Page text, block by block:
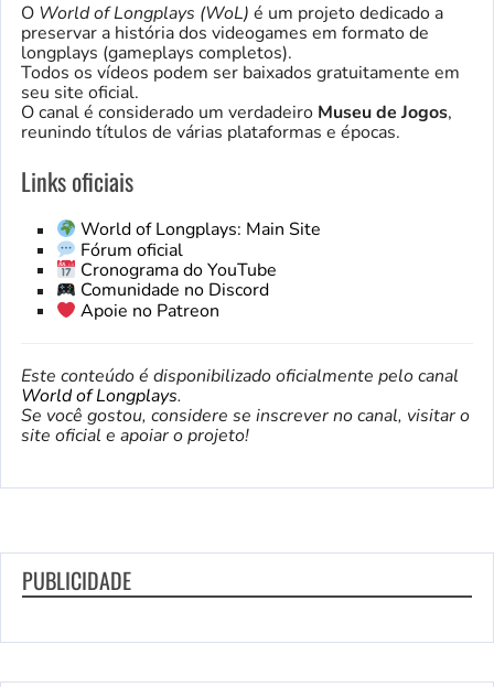
O World of Longplays (WoL) é um projeto dedicado a
preservar a história dos videogames em formato de
longplays (gameplays completos).
Todos os vídeos podem ser baixados gratuitamente em
seu site oficial.
O canal é considerado um verdadeiro Museu de Jogos,
reunindo títulos de várias plataformas e épocas.
Links oficiais
World of Longplays: Main Site
Fórum oficial
Cronograma do YouTube
Comunidade no Discord
Apoie no Patreon
Este conteúdo é disponibilizado oficialmente pelo canal
World of Longplays.
Se você gostou, considere se inscrever no canal, visitar o
site oficial e apoiar o projeto!
PUBLICIDADE